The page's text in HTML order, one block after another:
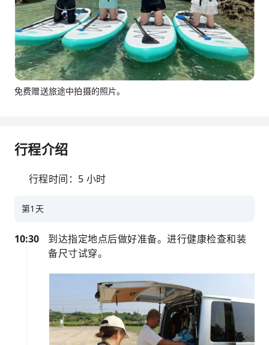
免费赠送旅途中拍摄的照片。
行程介绍
行程时间：5 小时
第1天
10:30
到达指定地点后做好准备。进行健康检查和装
备尺寸试穿。